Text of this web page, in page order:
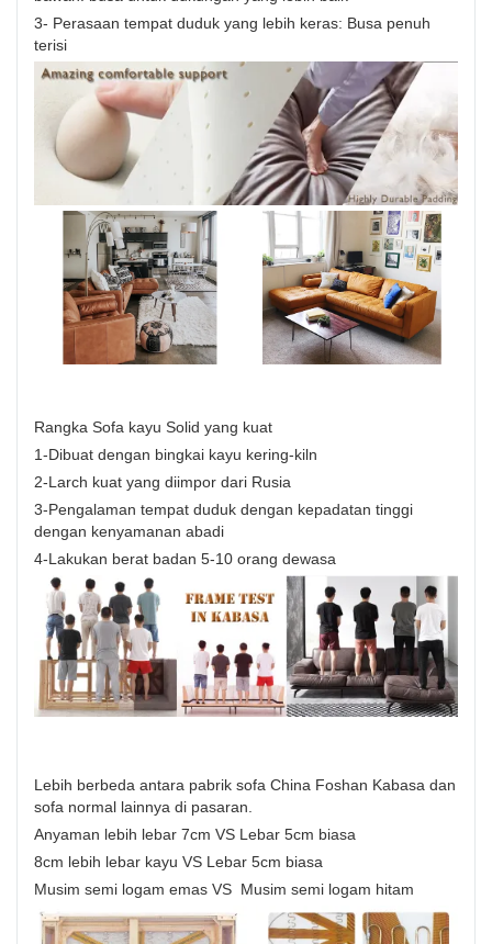
3- Perasaan tempat duduk yang lebih keras: Busa penuh
terisi
Rangka Sofa kayu Solid yang kuat
1-Dibuat dengan bingkai kayu kering-kiln
2-Larch kuat yang diimpor dari Rusia
3-Pengalaman tempat duduk dengan kepadatan tinggi
dengan kenyamanan abadi
4-Lakukan berat badan 5-10 orang dewasa
Lebih berbeda antara pabrik sofa China Foshan Kabasa dan
sofa normal lainnya di pasaran.
Anyaman lebih lebar 7cm VS Lebar 5cm biasa
8cm lebih lebar kayu VS Lebar 5cm biasa
Musim semi logam emas VS Musim semi logam hitam